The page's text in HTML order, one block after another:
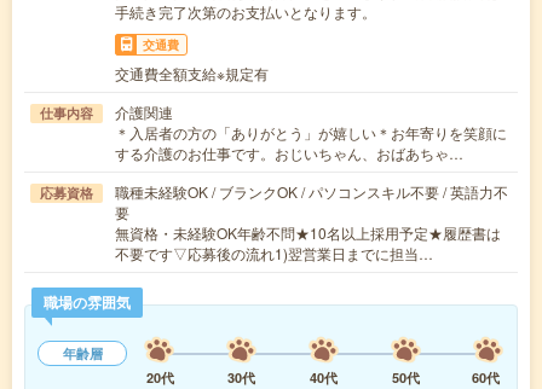
手続き完了次第のお支払いとなります。
交通費
交通費全額支給※規定有
仕事内容
介護関連
＊入居者の方の「ありがとう」が嬉しい＊お年寄りを笑顔に
する介護のお仕事です。おじいちゃん、おばあちゃ…
応募資格
職種未経験OK / ブランクOK / パソコンスキル不要 / 英語力不
要
無資格・未経験OK年齢不問★10名以上採用予定★履歴書は
不要です▽応募後の流れ1)翌営業日までに担当…
職場の雰囲気
年齢層
20代
30代 40代 50代
60代